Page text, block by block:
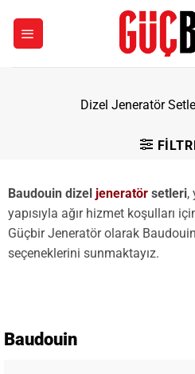
Dizel Jeneratör
Baudouin dizel jeneratör setleri,
yapısıyla ağır hizmet koşulları
Güçbir Jeneratör olarak
seçeneklerini sunmaktayız.
Baudouin